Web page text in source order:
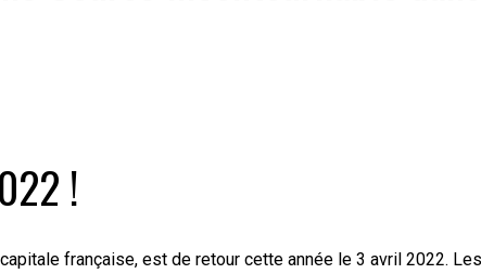
!
française, est de retour cette année le 3 avril 2022.